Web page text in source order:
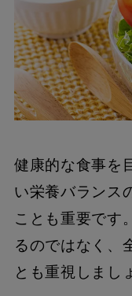
健康的な食事を
い栄養バランス
ことも重要です
るのではなく、
とも重視しまし